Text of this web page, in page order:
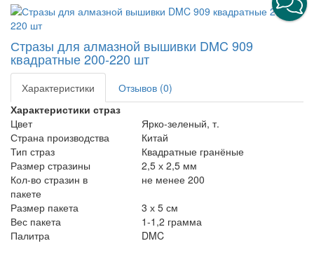
Стразы для алмазной вышивки DMC 909
квадратные 200-220 шт
Характеристики
Отзывов (0)
Характеристики страз
Цвет
Ярко-зеленый, т.
Страна производства
Китай
Тип страз
Квадратные гранёные
Размер стразины
2,5 х 2,5 мм
Кол-во стразин в
пакете
не менее 200
Размер пакета
3 х 5 см
Вес пакета
1-1,2 грамма
Палитра
DMC